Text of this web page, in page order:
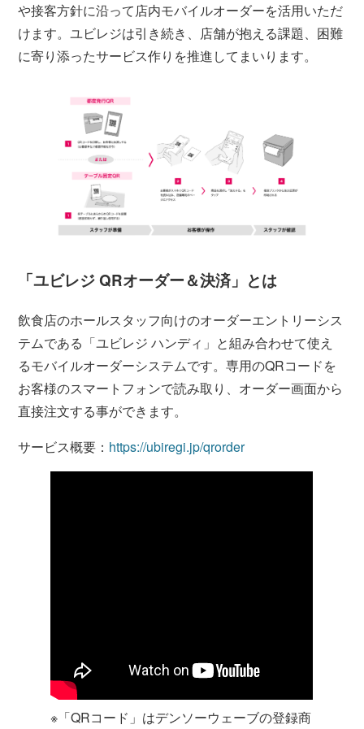
や接客方針に沿って店内モバイルオーダーを活用いただ
けます。ユビレジは引き続き、店舗が抱える課題、困難
に寄り添ったサービス作りを推進してまいります。
「ユビレジ QRオーダー＆決済」とは
飲食店のホールスタッフ向けのオーダーエントリーシス
テムである「ユビレジ ハンディ」と組み合わせて使え
るモバイルオーダーシステムです。専用のQRコードを
お客様のスマートフォンで読み取り、オーダー画面から
直接注文する事ができます。
サービス概要： https://ubiregi.jp/qrorder
※「QRコード」はデンソーウェーブの登録商